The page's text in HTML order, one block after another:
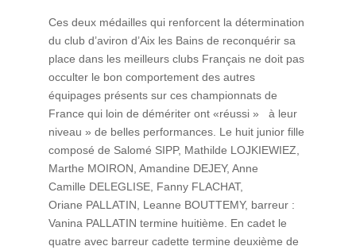
Ces deux médailles qui renforcent la détermination
du club d’aviron d’Aix les Bains de reconquérir sa
place dans les meilleurs clubs Français ne doit pas
occulter le bon comportement des autres
équipages présents sur ces championnats de
France qui loin de démériter ont «réussi » à leur
niveau » de belles performances. Le huit junior fille
composé de Salomé SIPP, Mathilde LOJKIEWIEZ,
Marthe MOIRON, Amandine DEJEY, Anne
Camille DELEGLISE, Fanny FLACHAT,
Oriane PALLATIN, Leanne BOUTTEMY, barreur :
Vanina PALLATIN termine huitième. En cadet le
quatre avec barreur cadette termine deuxième de